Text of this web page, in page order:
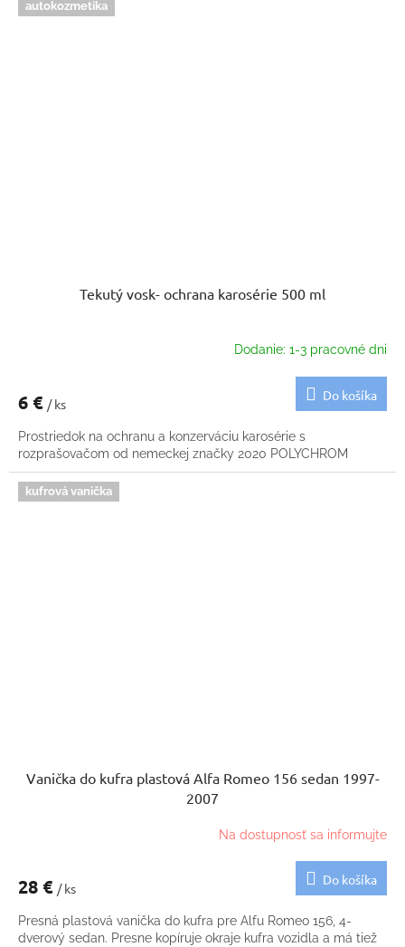
autokozmetika
Tekutý vosk- ochrana karosérie 500 ml
Dodanie: 1-3 pracovné dni
6 € / ks
Do košíka
Prostriedok na ochranu a konzerváciu karosérie s
rozprašovačom od nemeckej značky 2020 POLYCHROM
kufrová vanička
Vanička do kufra plastová Alfa Romeo 156 sedan 1997-
2007
Na dostupnosť sa informujte
28 € / ks
Do košíka
Presná plastová vanička do kufra pre Alfu Romeo 156, 4-
dverový sedan. Presne kopíruje okraje kufra vozidla a má tiež